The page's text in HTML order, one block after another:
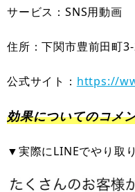
サービス：SNS用動画
住所：下関市豊前田町
公式サイト： https://
効果についてのコメ
▼実際にLINEでやり取